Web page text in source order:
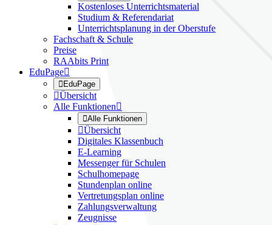
Kostenloses Unterrichtsmaterial
Studium & Referendariat
Unterrichtsplanung in der Oberstufe
Fachschaft & Schule
Preise
RAAbits Print
EduPage
EduPage
Übersicht
Alle Funktionen
Alle Funktionen
Übersicht
Digitales Klassenbuch
E-Learning
Messenger für Schulen
Schulhomepage
Stundenplan online
Vertretungsplan online
Zahlungsverwaltung
Zeugnisse